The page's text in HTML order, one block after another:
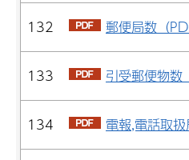
132
郵便局数（
133 引受郵便物数
134 電報,電話取